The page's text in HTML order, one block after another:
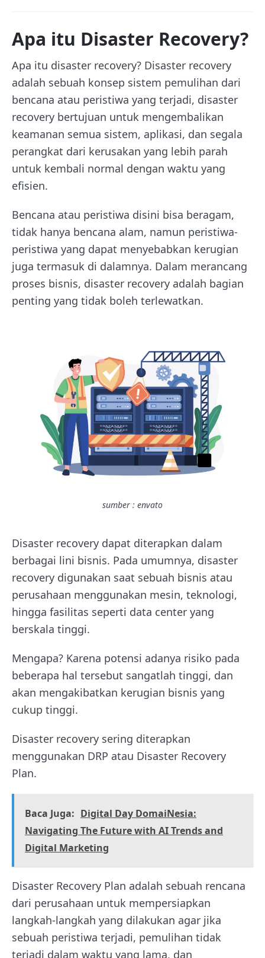
Apa itu Disaster Recovery?
Apa itu disaster recovery? Disaster recovery
adalah sebuah konsep sistem pemulihan dari
bencana atau peristiwa yang terjadi, disaster
recovery bertujuan untuk mengembalikan
keamanan semua sistem, aplikasi, dan segala
perangkat dari kerusakan yang lebih parah
untuk kembali normal dengan waktu yang
efisien.
Bencana atau peristiwa disini bisa beragam,
tidak hanya bencana alam, namun peristiwa-
peristiwa yang dapat menyebabkan kerugian
juga termasuk di dalamnya. Dalam merancang
proses bisnis, disaster recovery adalah bagian
penting yang tidak boleh terlewatkan.
sumber : envato
Disaster recovery dapat diterapkan dalam
berbagai lini bisnis. Pada umumnya, disaster
recovery digunakan saat sebuah bisnis atau
perusahaan menggunakan mesin, teknologi,
hingga fasilitas seperti data center yang
berskala tinggi.
Mengapa? Karena potensi adanya risiko pada
beberapa hal tersebut sangatlah tinggi, dan
akan mengakibatkan kerugian bisnis yang
cukup tinggi.
Disaster recovery sering diterapkan
menggunakan DRP atau Disaster Recovery
Plan.
Baca Juga: Digital Day DomaiNesia:
Navigating The Future with AI Trends and
Digital Marketing
Disaster Recovery Plan adalah sebuah rencana
dari perusahaan untuk mempersiapkan
langkah-langkah yang dilakukan agar jika
sebuah peristiwa terjadi, pemulihan tidak
terjadi dalam waktu yang lama, dan